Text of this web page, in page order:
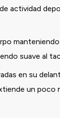
actividad
suave al
en su
un poco